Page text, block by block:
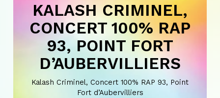
KALASH CRIMINEL,
CONCERT 100% RAP
93, POINT FORT
D’AUBERVILLIERS
Kalash Criminel, Concert 100% RAP 93, Point
Fort d’Aubervilliers